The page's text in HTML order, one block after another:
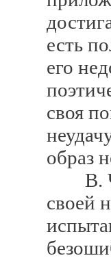
есть
его
своя
образ
В.
своей